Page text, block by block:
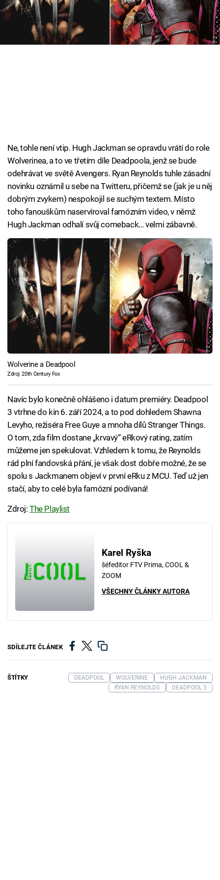
Cool Esport
Pořady
Sledujte nás
Ne, tohle není vtip. Hugh Jackman se opravdu vrátí do role
Wolverinea, a to ve třetím díle Deadpoola, jenž se bude
odehrávat ve světě Avengers. Ryan Reynolds tuhle zásadní
novinku oznámil u sebe na Twitteru, přičemž se (jak je u něj
dobrým zvykem) nespokojil se suchým textem. Místo
toho fanouškům naservíroval famózním video, v němž
Hugh Jackman odhalí svůj comeback… velmi zábavně.
Wolverine a Deadpool
Zdroj: 20th Century Fox
Navíc bylo konečně ohlášeno i datum premiéry. Deadpool
3 vtrhne do kin 6. září 2024, a to pod dohledem Shawna
Levyho, režiséra Free Guye a mnoha dílů Stranger Things.
O tom, zda film dostane „krvavý“ eRkový rating, zatím
můžeme jen spekulovat. Vzhledem k tomu, že Reynolds
rád plní fandovská přání, je však dost dobře možné, že se
spolu s Jackmanem objeví v první eRku z MCU. Teď už jen
stačí, aby to celé byla famózní podívaná!
Zdroj:The Playlist
Karel Ryška
šéfeditor FTV Prima, COOL &
ZOOM
VŠECHNY ČLÁNKY AUTORA
SDÍLEJTE ČLÁNEK
ŠTÍTKY DEADPOOL WOLVERINE
HUGH JACKMAN
RYAN REYNOLDS
DEADPOOL 3